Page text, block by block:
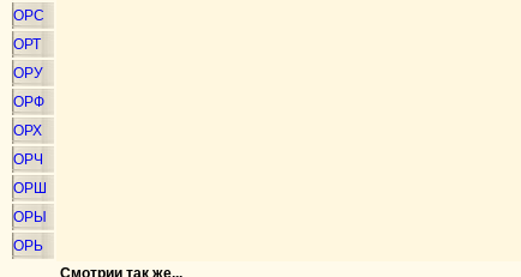
ОРС
ОРТ
ОРУ
ОРФ
ОРХ
ОРЧ
ОРШ
ОРЫ
ОРЬ
Смотрии так же...